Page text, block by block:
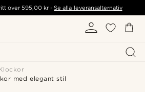
över595,00 kr -Se alla leveransalternativ
med elegant stil